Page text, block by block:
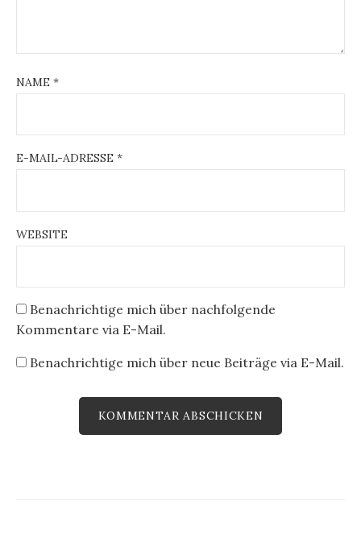
NAME *
E-MAIL-ADRESSE *
WEBSITE
Benachrichtige mich über nachfolgende
Kommentare via E-Mail.
Benachrichtige mich über neue Beiträge via E-Mail.